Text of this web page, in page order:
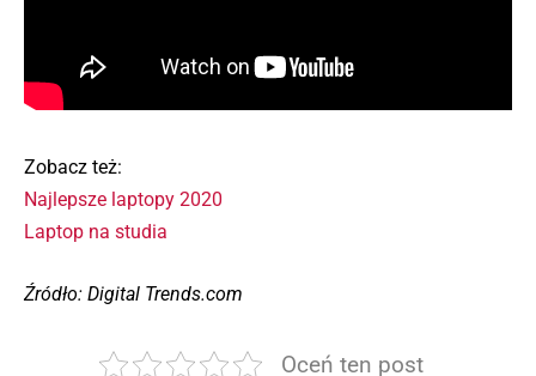
Zobacz też:
Najlepsze laptopy 2020
Laptop na studia
Źródło: Digital Trends.com
Oceń ten post